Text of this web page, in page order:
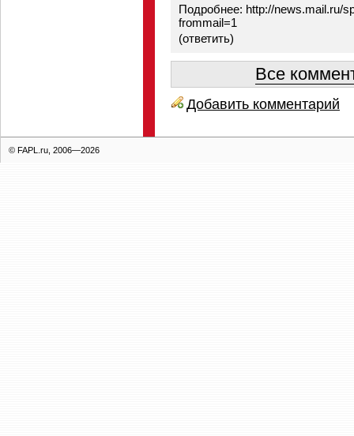
Подробнее: http://news.mail.ru/
frommail=1
(ответить)
Все
Добавить комментарий
© FAPL.ru, 2006—2026